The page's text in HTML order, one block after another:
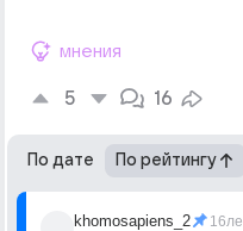
мнения
5 16
По дате По рейтингу
khomosapiens_2